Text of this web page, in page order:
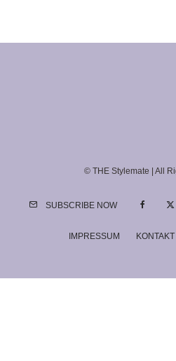
© THE Stylemate | All
SUBSCRIBE NOW
IMPRESSUM KONTAKT